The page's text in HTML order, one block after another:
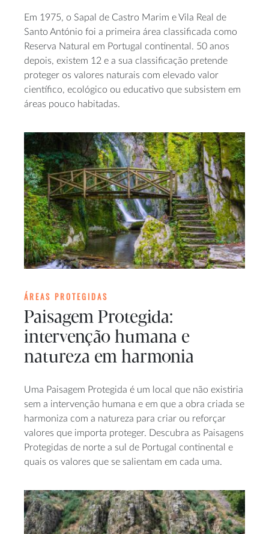
Em 1975, o Sapal de Castro Marim e Vila Real de
Santo António foi a primeira área classificada como
Reserva Natural em Portugal continental. 50 anos
depois, existem 12 e a sua classificação pretende
proteger os valores naturais com elevado valor
científico, ecológico ou educativo que subsistem em
áreas pouco habitadas.
ÁREAS PROTEGIDAS
Paisagem Protegida:
intervenção humana e
natureza em harmonia
Uma Paisagem Protegida é um local que não existiria
sem a intervenção humana e em que a obra criada se
harmoniza com a natureza para criar ou reforçar
valores que importa proteger. Descubra as Paisagens
Protegidas de norte a sul de Portugal continental e
quais os valores que se salientam em cada uma.